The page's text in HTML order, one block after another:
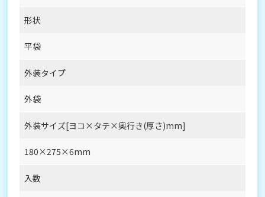
形状
平袋
外装タイプ
外袋
外装サイズ[ヨコ×タテ×奥行き(厚さ)mm]
180×275×6mm
入数